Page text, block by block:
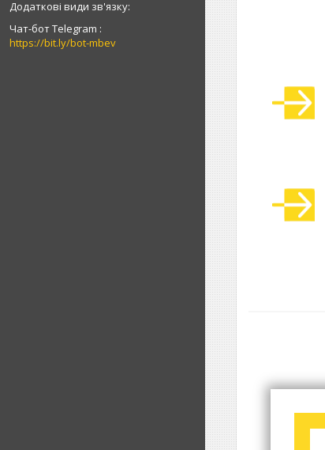
Чат-бот Telegram
https://bit.ly/bot-mbev